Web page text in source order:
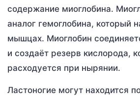
содержание миоглобина.
аналог гемоглобина, который
мышцах. Миоглобин
и создаёт резерв кислорода,
расходуется при нырянии.
Ластоногие могут находится